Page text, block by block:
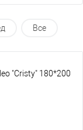
Все
"Cristy" 180*200